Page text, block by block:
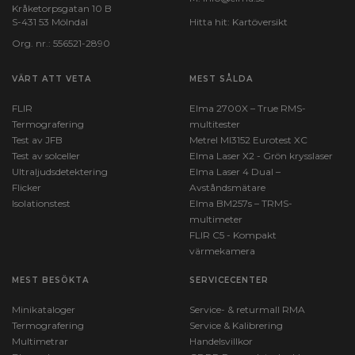
Kråketorpsgatan 10 B
S-431 53 Mölndal
Org. nr.: 556521-2890
Hitta hit: Kartöversikt
VÄRT ATT VETA
FLIR
Termografering
Test av JFB
Test av solceller
Ultraljudsdetektering
Flicker
Isolationstest
MEST SÅLDA
Elma 2700X – True RMS-
multitester
Metrel MI3152 Eurotest XC
Elma Laser X2 - Grön krysslaser
Elma Laser 4 Dual –
Avståndsmätare
Elma BM257s – TRMS-
multimeter
FLIR C5 - Kompakt
värmekamera
MEST BESÖKTA
Minikataloger
Termografering
Multimetrar
SERVICECENTER
Service- & returmall RMA
Service & Kalibrering
Handelsvillkor